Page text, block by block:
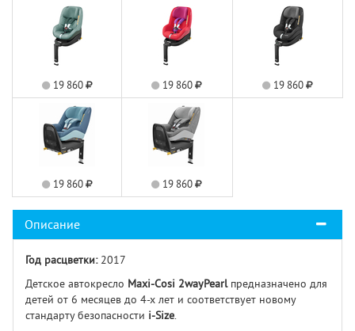
19 860 19 860 19 860
19 860 19 860
Описание
Год расцветки: 2017
Детское автокресло Maxi-Cosi 2wayPearl предназначено для
детей от 6 месяцев до 4-х лет и соответствует новому
стандарту безопасности i-Size.